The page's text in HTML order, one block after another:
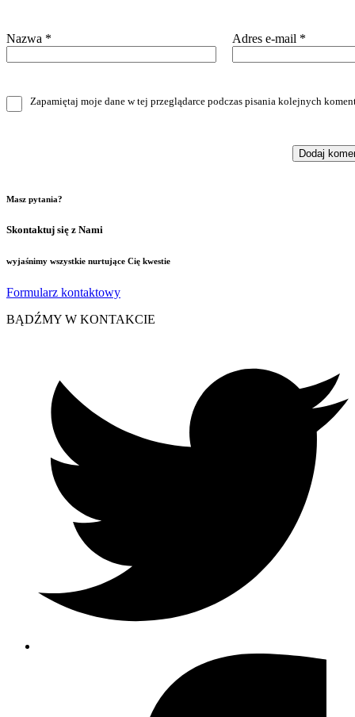
Nazwa * Adres e-mail *
Zapamiętaj moje dane w tej przeglądarce podczas pisania kolejnych
Masz pytania?
Skontaktuj się z Nami
wyjaśnimy wszystkie nurtujące Cię kwestie
Formularz kontaktowy
BĄDŹMY W KONTAKCIE